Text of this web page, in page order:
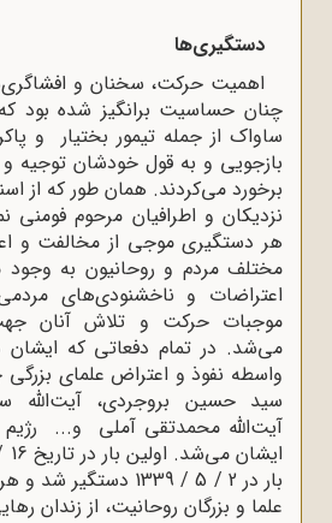
دستگیری‌ها
اهمیت حرکت، سخنان و
چنان حساسیت ‌برانگیز شده بود
ساواک از جمله تیمور بختیار و
بازجویی و به قول خودشان توجیه و
برخورد می‌کردند. همان طور که از
نزدیکان و اطرافیان مرحوم
هر دستگیری موجی از مخالفت و
مختلف مردم و روحانیون به وجود
اعتراضات و ناخشنودی‌های
موجبات حرکت و تلاش آنان
می‌شد. در تمام دفعاتی که
واسطه نفوذ و اعتراض علمای بزرگی
سید حسین بروجردی، آیت‌الله
آیت‌الله محمدتقی آملی و... رژیم
بار در 2 / 5 / 1339
علما و بزرگان روحانیت، از زندان